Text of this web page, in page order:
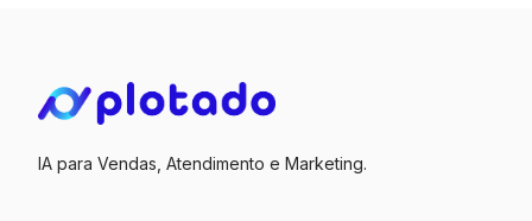
IA para Vendas, Atendimento e Marketing.